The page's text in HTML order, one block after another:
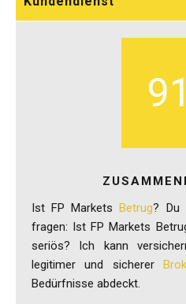
91
Ist FP Markets Betrug? Du
fragen: Ist FP Markets
seriös? Ich kann
legitimer und sicherer
Bedürfnisse abdeckt.